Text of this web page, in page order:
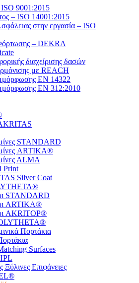
ISO 9001:2015
– ISO 14001:2015
στην εργασία – ISO
– DEKRA
διαχείρισης δασών
με REACH
EN 14322
EN 312:2010
STANDARD
ARTIKA®
ΑLMA
Print
Silver Coat
STANDARD
ARTIKA®
AKRITOP®
Πορτάκια
Surfaces
Ξύλινες Επιφάνειες